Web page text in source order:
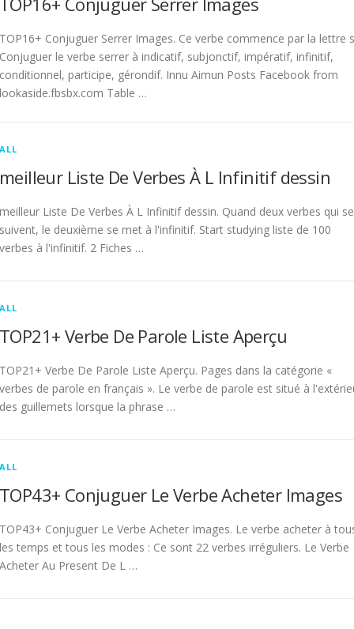
TOP16+ Conjuguer Serrer Images. Ce verbe commence par la lettre
Conjuguer le verbe serrer à indicatif, subjonctif, impératif, infinitif,
conditionnel, participe, gérondif. Innu Aimun Posts Facebook from
lookaside.fbsbx.com Table …
ALL
meilleur Liste De Verbes À L Infinitif dessin
meilleur Liste De Verbes À L Infinitif dessin. Quand deux verbes qui se
suivent, le deuxième se met à l'infinitif. Start studying liste de 100
verbes à l'infinitif. 2 Fiches …
ALL
TOP21+ Verbe De Parole Liste Aperçu
TOP21+ Verbe De Parole Liste Aperçu. Pages dans la catégorie «
verbes de parole en français ». Le verbe de parole est situé à
des guillemets lorsque la phrase …
ALL
TOP43+ Conjuguer Le Verbe Acheter Images
TOP43+ Conjuguer Le Verbe Acheter Images. Le verbe acheter à
les temps et tous les modes : Ce sont 22 verbes irréguliers. Le Verbe
Acheter Au Present De L …